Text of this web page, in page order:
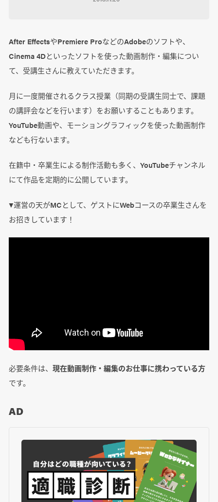
After EffectsやPremiere ProなどのAdobeのソフトや、
Cinema 4Dといったソフトを使った動画制作・編集につい
て、受講生さんに教えていただきます。
月に一度開催されるクラス授業（同期の受講生同士で、課題
の講評会などを行います）をお願いすることもあります。
YouTube動画や、モーショングラフィックを使った動画制作
なども行ないます。
在籍中・卒業生による制作活動も多く、YouTubeチャンネル
にて作品を定期的に公開しています。
▼運営の天がMCとして、ゲストにWebコースの卒業生さんを
お招きしています！
必要条件は、 現在動画制作・編集のお仕事に携わっている方
です。
AD